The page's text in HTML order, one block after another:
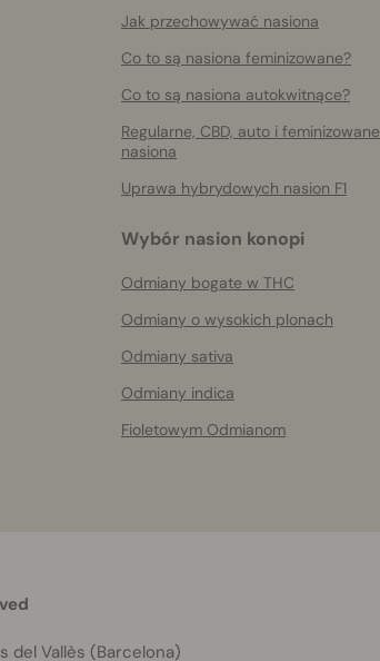
Jak przechowywać nasiona
Co to są nasiona feminizowane?
Co to są nasiona autokwitnące?
Regularne, CBD, auto i feminizowane
nasiona
Uprawa hybrydowych nasion F1
Wybór nasion konopi
Odmiany bogate w THC
Odmiany o wysokich plonach
Odmiany sativa
Odmiany indica
Fioletowym Odmianom
del Vallès (Barcelona)